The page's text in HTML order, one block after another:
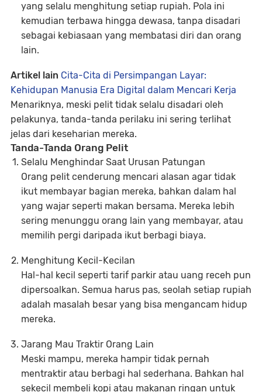
yang selalu menghitung setiap rupiah. Pola ini
kemudian terbawa hingga dewasa, tanpa disadari
sebagai kebiasaan yang membatasi diri dan orang
lain.
Artikel lain Cita-Cita di Persimpangan Layar:
Kehidupan Manusia Era Digital dalam Mencari Kerja
Menariknya, meski pelit tidak selalu disadari oleh
pelakunya, tanda-tanda perilaku ini sering terlihat
jelas dari keseharian mereka.
Tanda-Tanda Orang Pelit
Selalu Menghindar Saat Urusan Patungan
Orang pelit cenderung mencari alasan agar tidak
ikut membayar bagian mereka, bahkan dalam hal
yang wajar seperti makan bersama. Mereka lebih
sering menunggu orang lain yang membayar, atau
memilih pergi daripada ikut berbagi biaya.
Menghitung Kecil-Kecilan
Hal-hal kecil seperti tarif parkir atau uang receh pun
dipersoalkan. Semua harus pas, seolah setiap rupiah
adalah masalah besar yang bisa mengancam hidup
mereka.
Jarang Mau Traktir Orang Lain
Meski mampu, mereka hampir tidak pernah
mentraktir atau berbagi hal sederhana. Bahkan hal
sekecil membeli kopi atau makanan ringan untuk